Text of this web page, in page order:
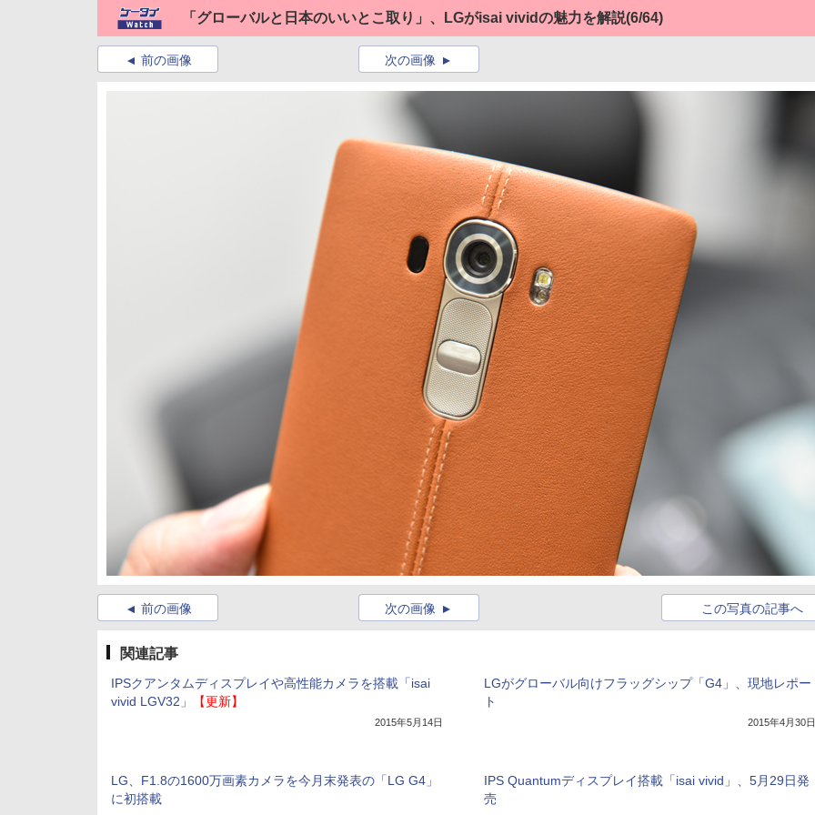
「グローバルと日本のいいとこ取り」、LGがisai vividの魅力を解説(6/64)
前の画像 次の画像
前の画像 この写真の記事へ
次の画像
関連記事
IPSクアンタムディスプレイや高性能カメラを搭載「isai
vivid LGV32」
【更新】
2015年5月14日
LGがグローバル向けフラッグシップ「G4」、現地レポー
ト
2015年4月30日
LG、F1.8の1600万画素カメラを今月末発表の「LG G4」
に初搭載
IPS Quantumディスプレイ搭載「isai vivid」、5月29日発
売